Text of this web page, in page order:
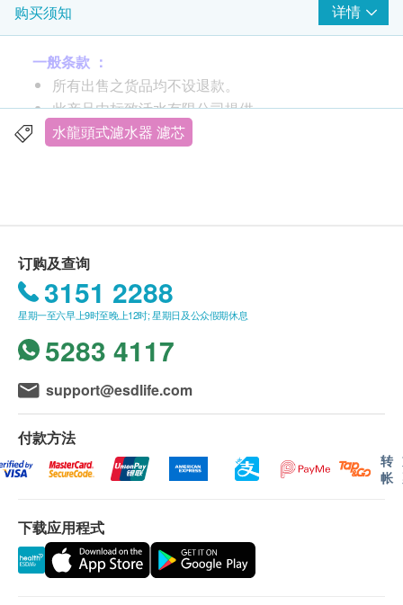
产品介绍
购买须知 详情
一般条款 ：
所有出售之货品均不设退款。
此产品由标致活水有限公司提供。
如有任何争议，标致活水有限公司及健康网购
加$60运费。
我们将于确定订单后7个工作天内安排发货。
不排除运送时间会因节日而有所影响。 当八号烈
风讯号悬挂或黑色暴雨警告生效时，送货服务时间
将会延迟。
所有订单须视乎相关货品的供应情况再作最后确
认。 倘若健康网购health.ESDlife未能提供任何订
单上的货品，健康网购health.ESDlife有权拒绝接
受该订单，并且会于送货前透过电话或电邮通知顾
客再作安排。
保用条款：
所有货品一年保养（不包括滤芯、配件）
滤芯一经拆封使用过后，恕无法办理退货。
水龍頭式濾水器 濾芯
订购及查询
3151 2288
星期一至六早上9时至晚上12时; 星期日及公众假期休息
5283 4117
support@esdlife.com
付款方法
转
帐
下载应用程式